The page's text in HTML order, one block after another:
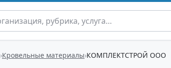
Кровельные материалы КОМПЛЕКТСТРОЙ ООО